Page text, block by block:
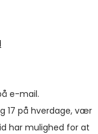
e-mail.
17 på hverdage, vær
har mulighed for at